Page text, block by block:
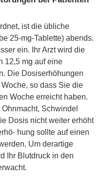
ist die übliche
25-mg-Tablette) abends.
ein. Ihr Arzt wird die
12,5 mg auf eine
Die Dosiserhöhungen
so dass Sie die
Woche erreicht haben.
Schwindel
Dosis nicht weiter erhöht
hung sollte auf einen
Um derartige
Ihr Blutdruck in den